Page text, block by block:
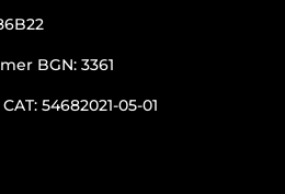
BGN: 3361
54682021-05-01